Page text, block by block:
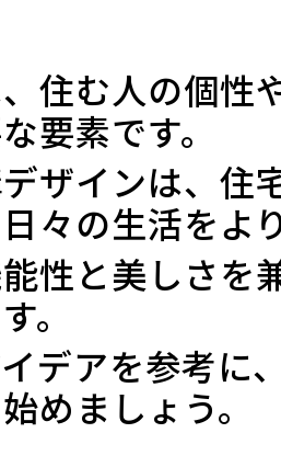
住む人の個性
要素です。
ザインは、住
々の生活をよ
性と美しさを
。
デアを参考に
めましょう。